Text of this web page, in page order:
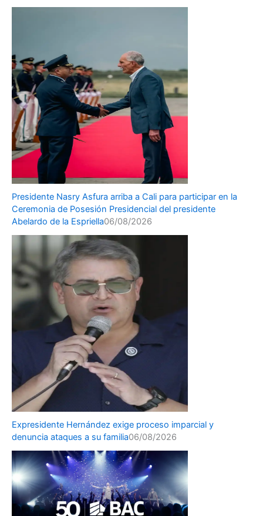
Presidente Nasry Asfura arriba a Cali para participar en la
Ceremonia de Posesión Presidencial del presidente
Abelardo de la Espriella06/08/2026
Expresidente Hernández exige proceso imparcial y
denuncia ataques a su familia06/08/2026